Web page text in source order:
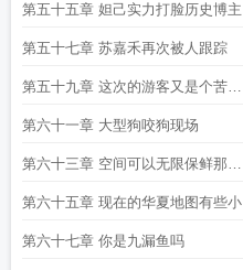
第五十五章 妲己实力打脸历史博主
第五十七章 苏嘉禾再次被人跟踪
第五十九章 这次的游客又是个苦命
姑娘
第六十一章 大型狗咬狗现场
第六十三章 空间可以无限保鲜那我
岂不是长生不老
第六十五章 现在的华夏地图有些小
第六十七章 你是九漏鱼吗